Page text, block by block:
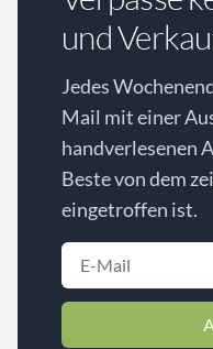
und
Jedes
Mail mit einer
handverlesenen
Beste von dem
eingetroffen ist.